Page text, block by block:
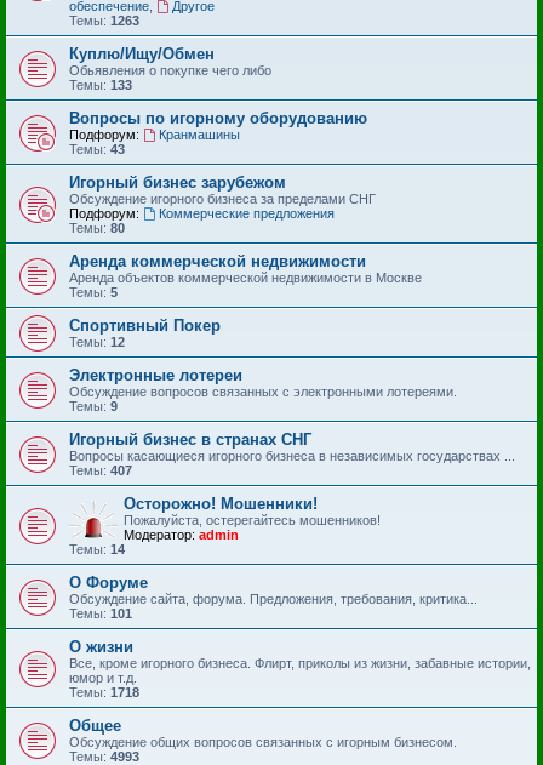
обеспечение
Другое
Темы: 1263
Куплю/Ищу/Обмен
Обьявления о покупке чего либо
Темы: 133
Вопросы по игорному оборудованию
Подфорум:
Кранмашины
Темы: 43
Игорный бизнес зарубежом
Обсуждение игорного бизнеса за пределами СНГ
Подфорум:
Коммерческие предложения
Темы: 80
Аренда коммерческой недвижимости
Аренда объектов коммерческой недвижимости в Москве
Темы: 5
Спортивный Покер
Темы: 12
Электронные лотереи
Обсуждение вопросов связанных с электронными лотереями.
Темы: 9
Игорный бизнес в странах СНГ
Вопросы касающиеся игорного бизнеса в независимых государствах ...
Темы: 407
Осторожно! Мошенники!
Пожалуйста, остерегайтесь мошенников!
Модератор: admin
Темы: 14
О Форуме
Обсуждение сайта, форума. Предложения, требования, критика...
Темы: 101
О жизни
Все, кроме игорного бизнеса. Флирт, приколы из жизни, забавные истории,
юмор и т.д.
Темы: 1718
Общее
Обсуждение общих вопросов связанных с игорным бизнесом.
Темы: 4993